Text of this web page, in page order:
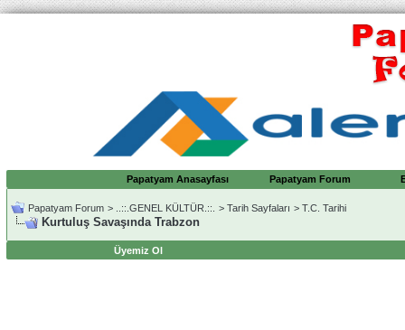
Papatyam Anasayfası Papatyam Forum
Papatyam Forum > ..::.GENEL KÜLTÜR.::. > Tarih Sayfaları > T.C. Tarihi
Kurtuluş Savaşında Trabzon
Üyemiz Ol